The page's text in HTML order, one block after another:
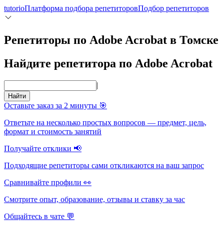
tutorioПлатформа подбора репетиторовПодбор репетиторов
Репетиторы по Adobe Acrobat в Томске
Найдите репетитора по Adobe Acrobat
|
Найти
Оставьте заказ за 2 минуты 🎯
Ответьте на несколько простых вопросов — предмет, цель,
формат и стоимость занятий
Получайте отклики 📢
Подходящие репетиторы сами откликаются на ваш запрос
Сравнивайте профили 👀
Смотрите опыт, образование, отзывы и ставку за час
Общайтесь в чате 💬